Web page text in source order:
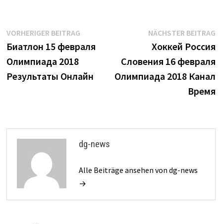
Beitrags-
Navigation
VORHERIGER BEITRAGVorheriger
Beitrag:
Биатлон 15 февраля
Олимпиада 2018
Результаты Онлайн
NÄCHSTER BEITRAG
Хоккей Россия
Словения 16 февраля
Олимпиада 2018 Канал
Время
dg-news
Alle Beiträge ansehen von dg-news
→